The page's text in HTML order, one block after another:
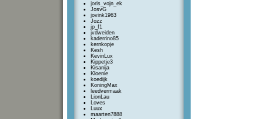
joris_vojn_ek
JosvG
jovink1963
Jozz
jp_f1
jvdweiden
kaderrino85
kernkopje
Kesh
KevinLux
Kippetje3
Kisanija
Kloenie
koedijk
KoningMax
leedvermaak
LionLau
Loves
Luux
maarten7888